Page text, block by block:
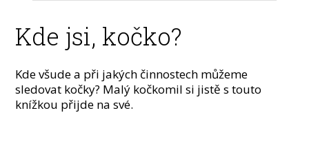
Kde jsi, kočko?
Kde všude a při jakých činnostech můžeme
sledovat kočky? Malý kočkomil si jistě s touto
knížkou přijde na své.